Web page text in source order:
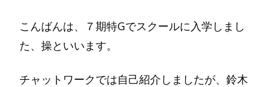
こんばんは、７期特Gでスクールに入学しまし
た、操といいます。
チャットワークでは自己紹介しましたが、鈴木